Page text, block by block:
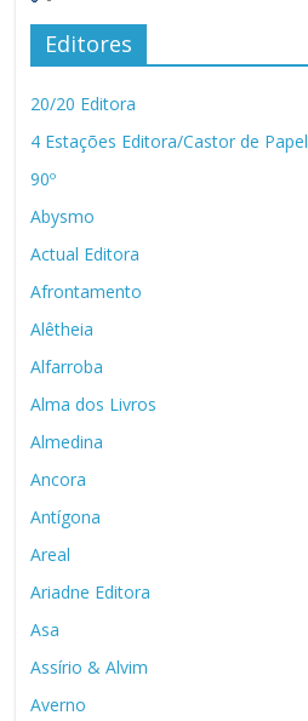
Editores
20/20 Editora
4 Estações Editora/Castor de Papel
90º
Abysmo
Actual Editora
Afrontamento
Alêtheia
Alfarroba
Alma dos Livros
Almedina
Ancora
Antígona
Areal
Ariadne Editora
Asa
Assírio & Alvim
Averno